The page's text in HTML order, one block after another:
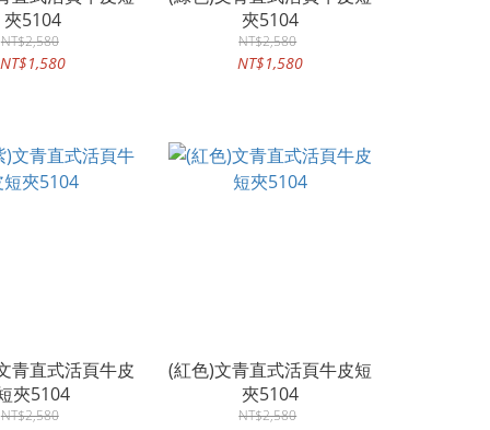
夾5104
NT$2,580
NT$1,580
夾5104
NT$2,580
NT$1,580
青直式活頁牛皮
夾5104
NT$2,580
(紅色)文青直式活頁牛皮短
夾5104
NT$2,580